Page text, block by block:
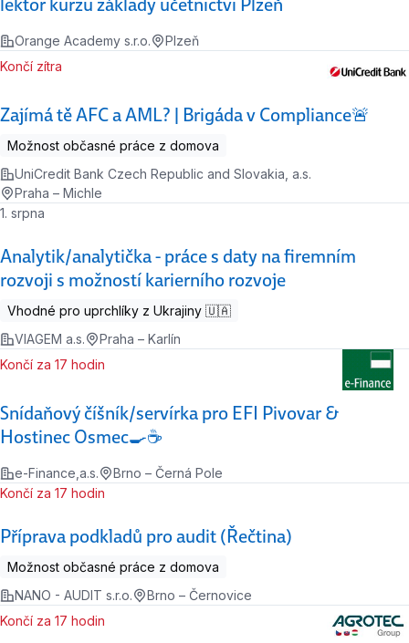
Orange Academy s.r.o. Plzeň
Zajímá tě AFC a AML? | Brigáda v Compliance🚨
Končí zítra
Možnost občasné práce z domova
UniCredit Bank Czech Republic and Slovakia, a.s.
Praha – Michle
Analytik/analytička - práce s daty na firemním
rozvoji s možností karierního rozvoje
1. srpna
Vhodné pro uprchlíky z Ukrajiny 🇺🇦
VIAGEM a.s.
Praha – Karlín
Snídaňový číšník/servírka pro EFI Pivovar &
Hostinec Osmec🍳☕
Končí za 17 hodin
e-Finance,a.s. Brno – Černá Pole
Příprava podkladů pro audit (Řečtina)
Končí za 17 hodin
Možnost občasné práce z domova
NANO - AUDIT s.r.o.
Brno – Černovice
Končí za 17 hodin